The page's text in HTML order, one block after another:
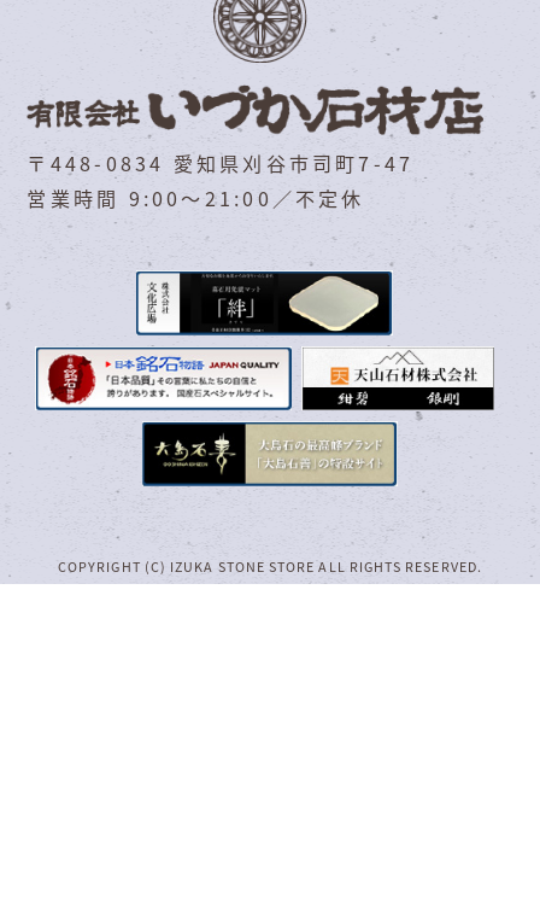
〒448-0834 愛知県刈谷市司町7-47
営業時間 9:00～21:00／不定休
COPYRIGHT (C) IZUKA STONE STORE ALL RIGHTS RESERVED.